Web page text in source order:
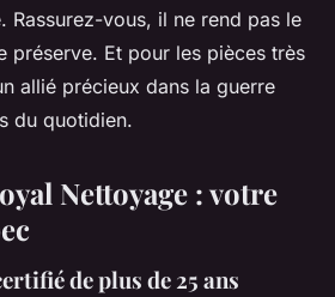
Rassurez-vous, il ne rend pas le
préserve. Et pour les pièces très
allié précieux dans la guerre
du quotidien.
Nettoyage : votre
de plus de 25 ans